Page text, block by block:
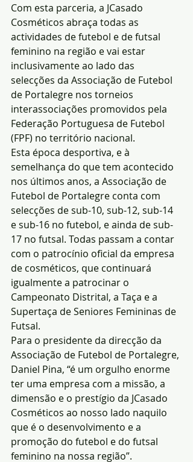
Com esta parceria, a JCasado
Cosméticos abraça todas as
actividades de futebol e de futsal
feminino na região e vai estar
inclusivamente ao lado das
selecções da Associação de Futebol
de Portalegre nos torneios
interassociações promovidos pela
Federação Portuguesa de Futebol
(FPF) no território nacional.
Esta época desportiva, e à
semelhança do que tem acontecido
nos últimos anos, a Associação de
Futebol de Portalegre conta com
selecções de sub-10, sub-12, sub-14
e sub-16 no futebol, e ainda de sub-
17 no futsal. Todas passam a contar
com o patrocínio oficial da empresa
de cosméticos, que continuará
igualmente a patrocinar o
Campeonato Distrital, a Taça e a
Supertaça de Seniores Femininas de
Futsal.
Para o presidente da direcção da
Associação de Futebol de Portalegre,
Daniel Pina, “é um orgulho enorme
ter uma empresa com a missão, a
dimensão e o prestígio da JCasado
Cosméticos ao nosso lado naquilo
que é o desenvolvimento e a
promoção do futebol e do futsal
feminino na nossa região”.